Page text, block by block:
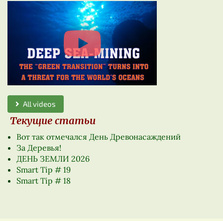
All videos
Текущие статьи
Вот так отмечался День Древонасаждений
За Деревья!
ДЕНЬ ЗЕМЛИ 2026
Smart Tip # 19
Smart Tip # 18